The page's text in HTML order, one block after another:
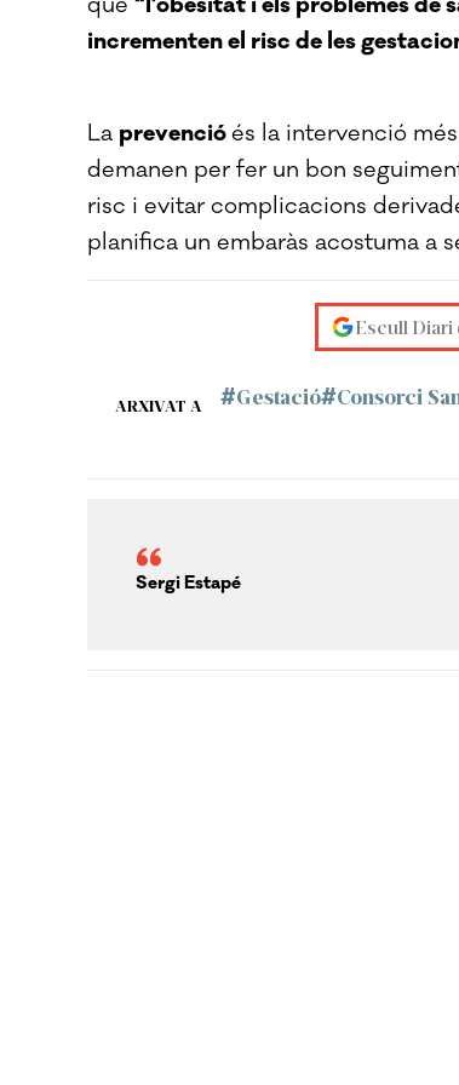
incrementen el risc de les
La prevencióés la intervenció
demanen per fer un bon
risc i evitar complicacions
planifica un embaràs acostuma a
Escull Diari
ARXIVAT A Gestació Consorci
Sergi Estapé